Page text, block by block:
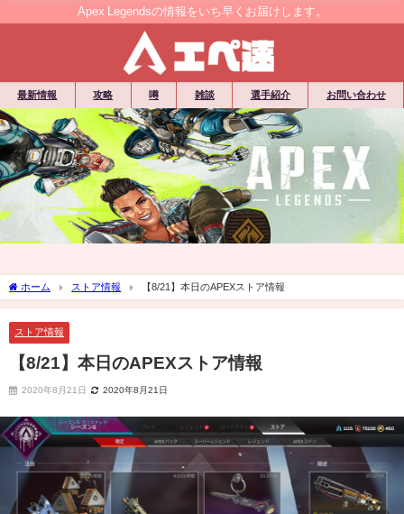
Apex Legendsの情報をいち早くお届けします。
最新情報 攻略 噂 雑談 選手紹介 お問い合わせ
ホーム ストア情報 【8/21】本日のAPEXストア情報
ストア情報
【8/21】本日のAPEXストア情報
2020年8月21日 2020年8月21日